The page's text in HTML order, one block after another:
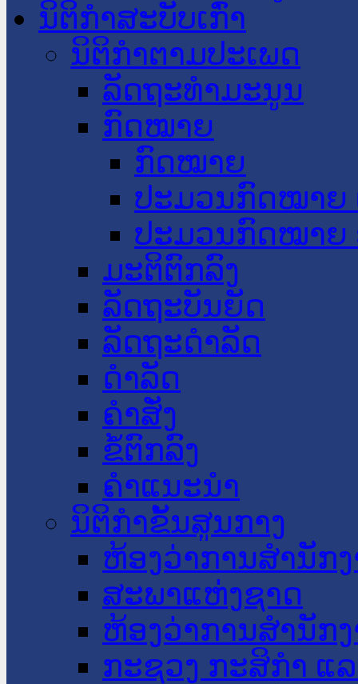
ນິຕິກໍາສະບັບເກົ່າ
ນິຕິກຳຕາມປະເພດ
ລັດຖະທໍາມະນູນ
ກົດໝາຍ
ກົດໝາຍ
ປະມວນກົດໝາຍ
ປະມວນກົດໝາຍ
ມະຕິຕົກລົງ
ລັດຖະບັນຍັດ
ລັດຖະດໍາລັດ
ດໍາລັດ
ຄໍາສັ່ງ
ຂໍ້ຕົກລົງ
ຄໍາແນະນໍາ
ນິຕິກໍາຂັ້ນສູນກາງ
ຫ້ອງວ່າການສໍານັກ
ສະພາແຫ່ງຊາດ
ຫ້ອງວ່າການສຳນັກ
ກະຊວງ ກະສິກຳ ແ